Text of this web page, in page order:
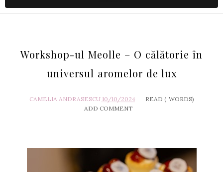
Workshop-ul Meolle – O călătorie în
universul aromelor de lux
CAMELIA ANDRASESCU 10/10/2024 READ ( WORDS)
ADD COMMENT